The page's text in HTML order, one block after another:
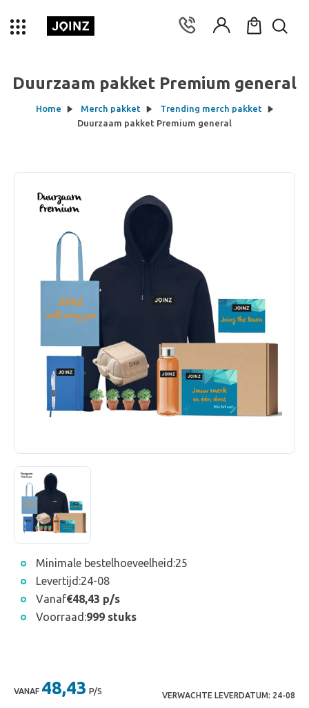
Duurzaam pakket Premium general
Home Merch pakket
Trending merch pakket
Duurzaam pakket Premium general
Minimale bestelhoeveelheid:25
Levertijd:24-08
Vanaf€48,43 p/s
Voorraad:999 stuks
VANAF 48,43 P/S VERWACHTE LEVERDATUM: 24-08